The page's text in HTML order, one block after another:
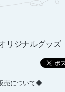
リジナルグッズ
売について◆